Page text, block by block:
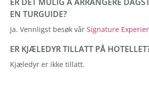
EN TURGUIDE?
Ja. Vennligst besøk vår Signature
ER KJÆLEDYR TILLATT PÅ
Kjæledyr er ikke tillatt.